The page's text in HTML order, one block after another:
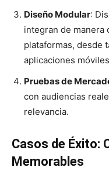
Diseño Modular:
integran de manera
plataformas, desde
aplicaciones
Pruebas de
con audiencias
relevancia.
Casos de Éxito:
Memorables